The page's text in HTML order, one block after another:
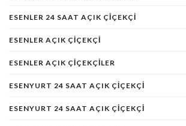
ESENLER 24 SAAT AÇIK ÇIÇEKÇI
ESENLER AÇIK ÇIÇEKÇI
ESENLER AÇIK ÇIÇEKÇILER
ESENYURT 24 SAAT AÇIK ÇIÇEKÇI
ESENYURT 24 SAAT AÇIK ÇIÇEKÇI